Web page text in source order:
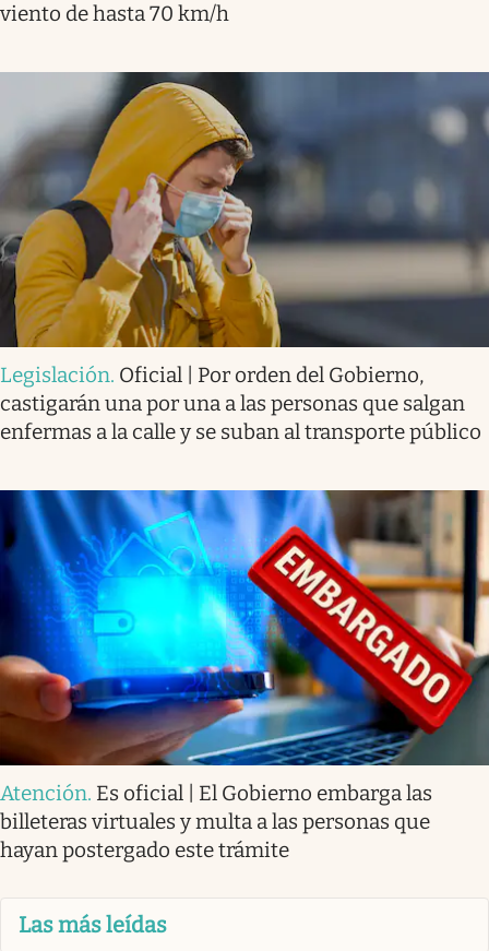
viento de hasta 70 km/h
Legislación. Oficial | Por orden del Gobierno,
castigarán una por una a las personas que salgan
enfermas a la calle y se suban al transporte público
Atención. Es oficial | El Gobierno embarga las
billeteras virtuales y multa a las personas que
hayan postergado este trámite
Las más leídas